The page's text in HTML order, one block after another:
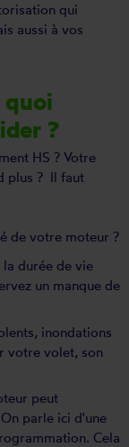
qui
aussi à vos
quoi
?
HS ? Votre
plus ? Il faut
de votre moteur ?
durée de vie
un manque de
inondations
votre volet, son
peut
parle ici d'une
Cela